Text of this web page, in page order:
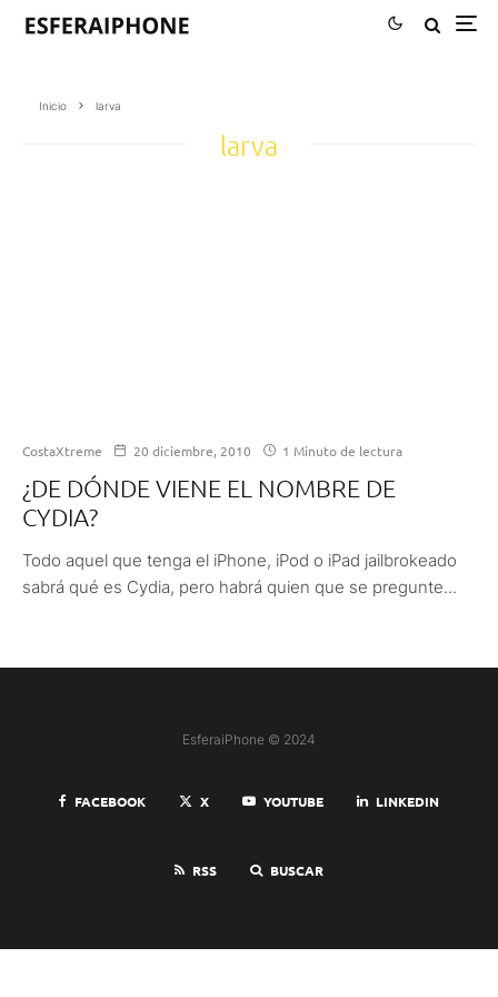
Inicio larva
larva
CostaXtreme 20 diciembre, 2010 1 Minuto de lectura
¿DE DÓNDE VIENE EL NOMBRE DE
CYDIA?
Todo aquel que tenga el iPhone, iPod o iPad jailbrokeado
sabrá qué es Cydia, pero habrá quien que se pregunte...
EsferaiPhone © 2024
FACEBOOK X YOUTUBE LINKEDIN
RSS BUSCAR